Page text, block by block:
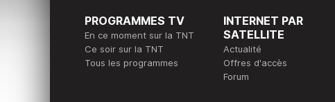
PROGRAMMES TV
En ce moment sur la TNT
Ce soir sur la TNT
Tous les programmes
INTERNET PAR
SATELLITE
Actualité
Offres d'accès
Forum